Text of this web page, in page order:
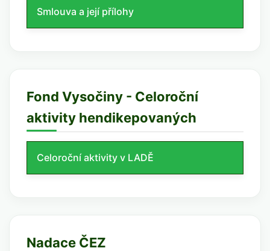
Smlouva a její přílohy
Fond Vysočiny - Celoroční
aktivity hendikepovaných
Celoroční aktivity v LADĚ
Nadace ČEZ